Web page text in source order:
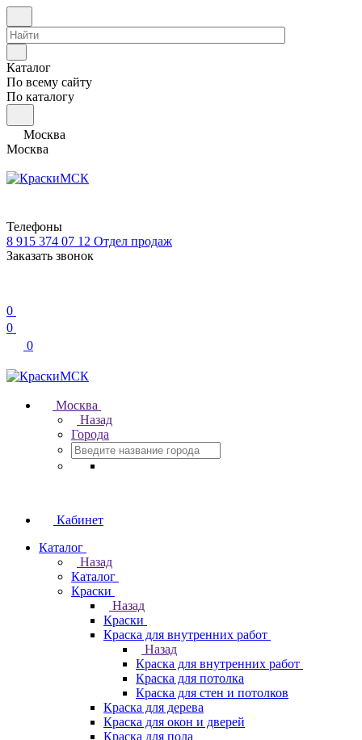
Каталог
По всему сайту
По каталогу
Москва
Москва
Телефоны
8 915 374 07 12 Отдел продаж
Заказать звонок
0
0
0
Москва
Назад
Города
Кабинет
Каталог
Назад
Каталог
Краски
Назад
Краски
Краска для внутренних работ
Назад
Краска для внутренних работ
Краска для потолка
Краска для стен и потолков
Краска для дерева
Краска для окон и дверей
Краска для пола